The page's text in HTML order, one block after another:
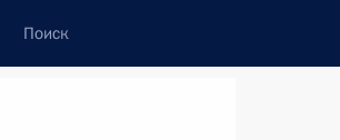
Поиск